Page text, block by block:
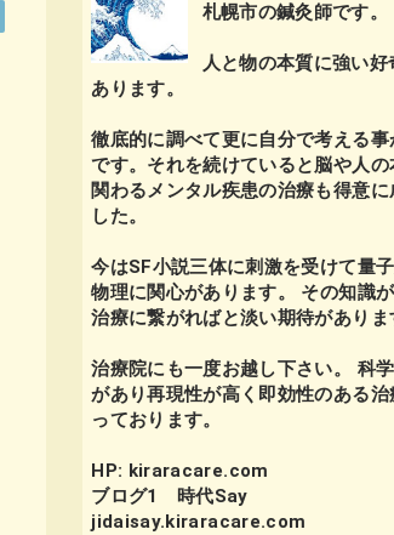
札幌市の鍼灸師です。
人と物の本質に強い好
あります。
徹底的に調べて更に自分で考える事
です。それを続けていると脳や人の
関わるメンタル疾患の治療も得意に
した。
今はSF小説三体に刺激を受けて量子
物理に関心があります。 その知識
治療に繋がればと淡い期待がありま
治療院にも一度お越し下さい。 科
があり再現性が高く即効性のある治
っております。
HP: kiraracare.com
ブログ1 時代Say
jidaisay.kiraracare.com